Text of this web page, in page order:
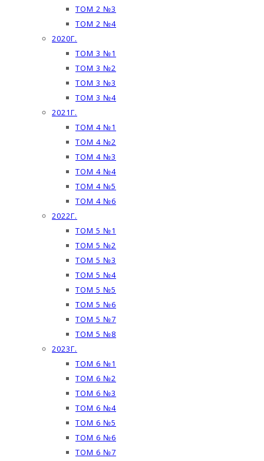
ТОМ 2 №3
ТОМ 2 №4
2020Г.
ТОМ 3 №1
ТОМ 3 №2
ТОМ 3 №3
ТОМ 3 №4
2021Г.
ТОМ 4 №1
ТОМ 4 №2
ТОМ 4 №3
ТОМ 4 №4
ТОМ 4 №5
ТОМ 4 №6
2022Г.
ТОМ 5 №1
ТОМ 5 №2
ТОМ 5 №3
ТОМ 5 №4
ТОМ 5 №5
ТОМ 5 №6
ТОМ 5 №7
ТОМ 5 №8
2023Г.
ТОМ 6 №1
ТОМ 6 №2
ТОМ 6 №3
ТОМ 6 №4
ТОМ 6 №5
ТОМ 6 №6
ТОМ 6 №7